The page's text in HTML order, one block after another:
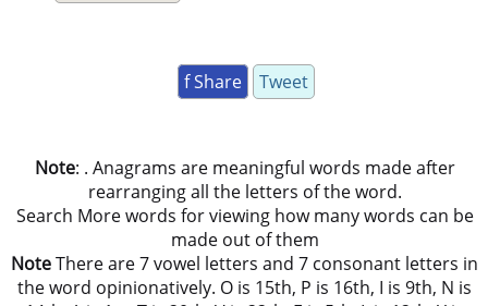
f Share Tweet
Note: . Anagrams are meaningful words made after
rearranging all the letters of the word.
Search More words for viewing how many words can be
made out of them
NoteThere are 7 vowel letters and 7 consonant letters in
the word opinionatively. O is 15th, P is 16th, I is 9th, N is